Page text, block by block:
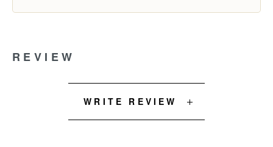
REVIEW
WRITE REVIEW